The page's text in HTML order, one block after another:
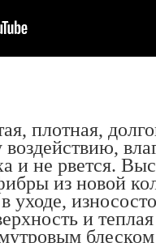
плотная,
и не рвется.
из новой
уходе,
и